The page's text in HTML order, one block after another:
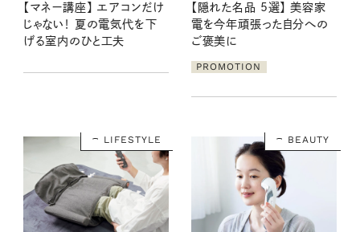
【マネー講座】 エアコンだけ
じゃない！ 夏の電気代を下
げる室内のひと工夫
【隠れた名品 5選】 美容家
電を今年頑張った自分への
ご褒美に
PROMOTION
LIFESTYLE BEAUTY